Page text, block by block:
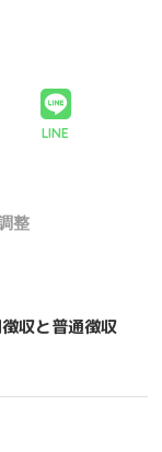
LINE
整
収と普通徴収